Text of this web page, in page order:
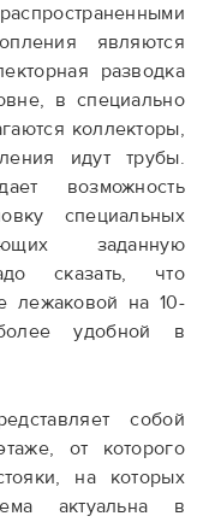
являются
разводка
в специально
коллекторы,
идут трубы.
возможность
специальных
заданную
сказать, что
лежаковой на 10-
удобной в
собой
от которого
на которых
актуальна в